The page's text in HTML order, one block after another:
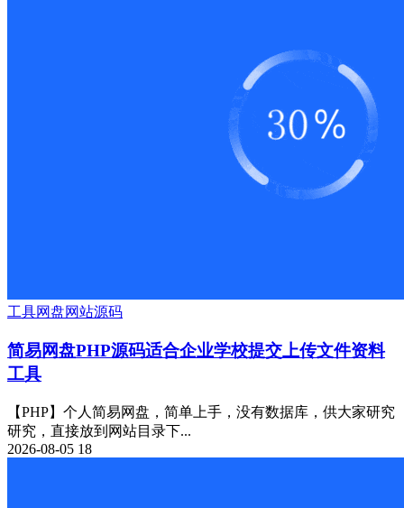
工具网盘网站源码
简易网盘PHP源码适合企业学校提交上传文件资料
工具
【PHP】个人简易网盘，简单上手，没有数据库，供大家研究
研究，直接放到网站目录下...
2026-08-05 18